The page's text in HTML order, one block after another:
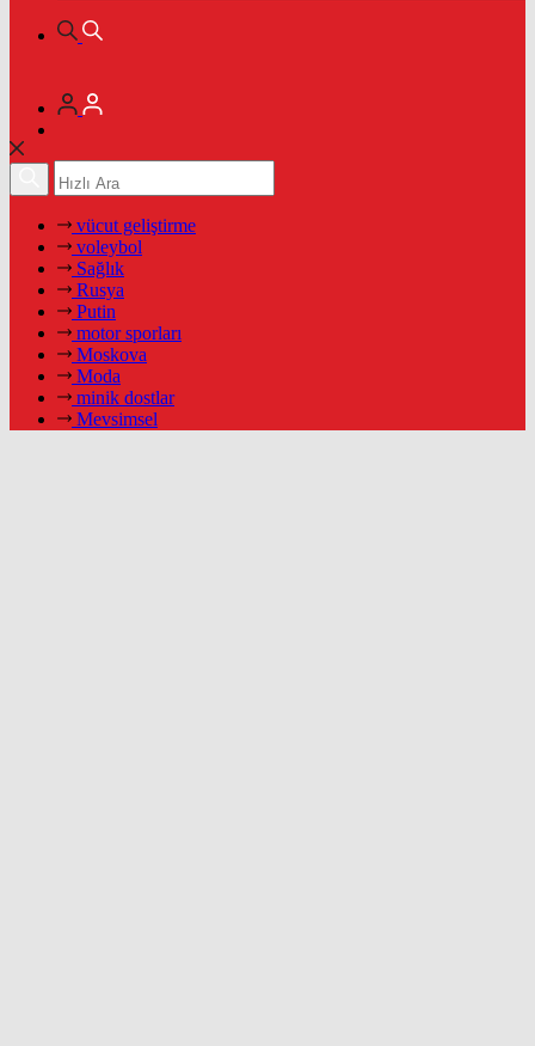
vücut geliştirme
voleybol
Sağlık
Rusya
Putin
motor sporları
Moskova
Moda
minik dostlar
Mevsimsel